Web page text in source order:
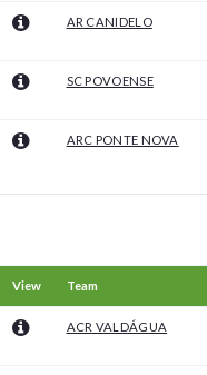
AR CANIDELO
SC POVOENSE
ARC PONTE NOVA
View Team
ACR VALDÁGUA